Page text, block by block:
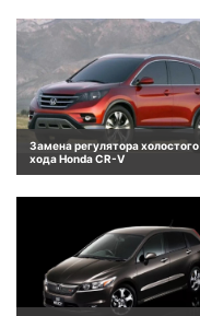
Замена регулятора холостого
хода Honda CR-V